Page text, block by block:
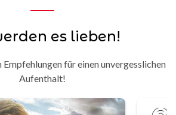
es lieben!
Empfehlungen für einen unvergesslichen
Aufenthalt!